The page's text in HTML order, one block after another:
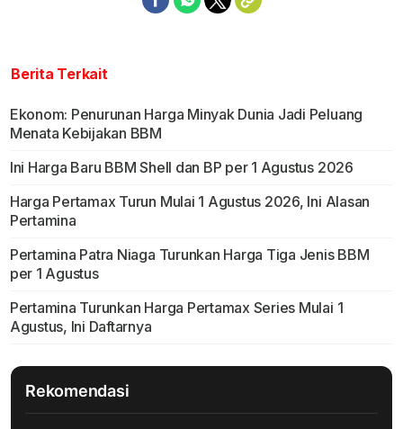
Berita Terkait
Ekonom: Penurunan Harga Minyak Dunia Jadi Peluang
Menata Kebijakan BBM
Ini Harga Baru BBM Shell dan BP per 1 Agustus 2026
Harga Pertamax Turun Mulai 1 Agustus 2026, Ini Alasan
Pertamina
Pertamina Patra Niaga Turunkan Harga Tiga Jenis BBM
per 1 Agustus
Pertamina Turunkan Harga Pertamax Series Mulai 1
Agustus, Ini Daftarnya
Rekomendasi